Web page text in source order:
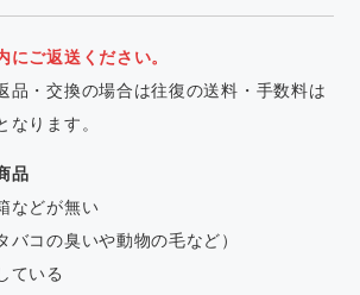
ご返送ください。
品・交換の場合は往復の送料・手数料は
なります。
品
などが無い
バコの臭いや動物の毛など）
ている